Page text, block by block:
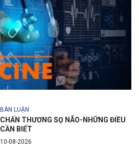
BÀN LUẬN
CHẤN THƯƠNG SỌ NÃO-NHỮNG ĐIỀU
CẦN BIẾT
10-08-2026